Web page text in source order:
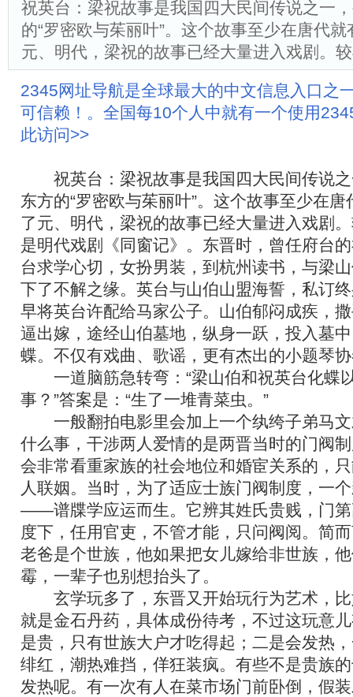
祝英台：梁祝故事是我国四大民间传说之一
的“罗密欧与茱丽叶”。这个故事至少在唐代
元、明代，梁祝的故事已经大量进入戏剧。
2345网址导航是全球最大的中文信息入口之
可信赖！。全国每10个人中就有一个使用
此访问>>
祝英台：梁祝故事是我国四大民间传说之
东方的“罗密欧与茱丽叶”。这个故事至少在
了元、明代，梁祝的故事已经大量进入戏剧
是明代戏剧《同窗记》。东晋时，曾任府台
台求学心切，女扮男装，到杭州读书，与梁
下了不解之缘。英台与山伯山盟海誓，私订
早将英台许配给马家公子。山伯郁闷成疾，
逼出嫁，途经山伯墓地，纵身一跃，投入墓
蝶。不仅有戏曲、歌谣，更有杰出的小题琴
一道脑筋急转弯：“梁山伯和祝英台化蝶
事？”答案是：“生了一堆青菜虫。”
一般翻拍电影里会加上一个纨绔子弟马文
什么事，干涉两人爱情的是两晋当时的门阀
会非常看重家族的社会地位和婚宦关系的，
人联姻。当时，为了适应士族门阀制度，一
——谱牒学应运而生。它辨其姓氏贵贱，门
度下，任用官吏，不管才能，只问阀阅。简
老爸是个世族，他如果把女儿嫁给非世族，
霉，一辈子也别想抬头了。
玄学玩多了，东晋又开始玩行为艺术，比
就是金石丹药，具体成份待考，不过这玩意
是贵，只有世族大户才吃得起；二是会发热
绯红，潮热难挡，佯狂装疯。有些不是贵族
发热呢。有一次有人在菜市场门前卧倒，假